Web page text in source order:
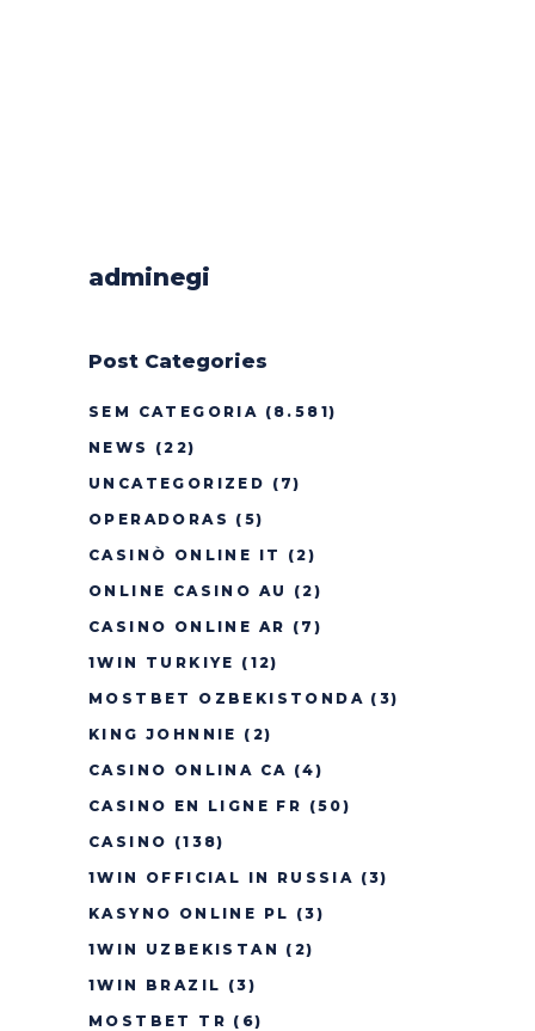
adminegi
Post Categories
SEM CATEGORIA (8.581)
NEWS
(22)
UNCATEGORIZED (7)
OPERADORAS (5)
CASINÒ ONLINE IT
(2)
ONLINE CASINO AU
(2)
CASINO ONLINE AR (7)
1WIN TURKIYE (12)
MOSTBET OZBEKISTONDA (3)
KING JOHNNIE (2)
CASINO ONLINA CA (4)
CASINO EN LIGNE FR (50)
CASINO (138)
1WIN OFFICIAL IN RUSSIA (3)
KASYNO ONLINE PL (3)
1WIN UZBEKISTAN (2)
1WIN BRAZIL (3)
MOSTBET TR (6)